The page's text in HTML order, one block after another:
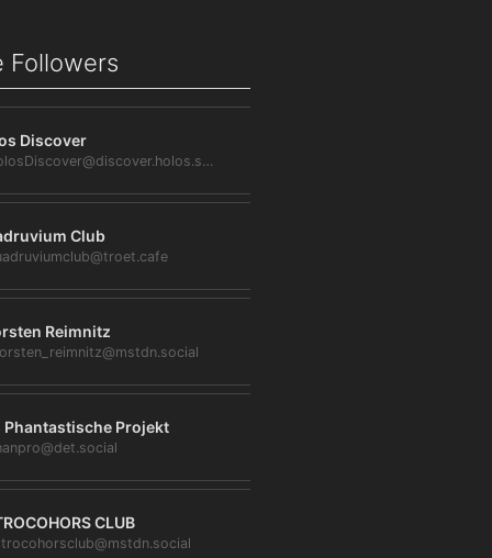
Followers
Discover
@HolosDiscover@discover.holos.social
Club
Reimnitz
Phantastische Projekt
CLUB